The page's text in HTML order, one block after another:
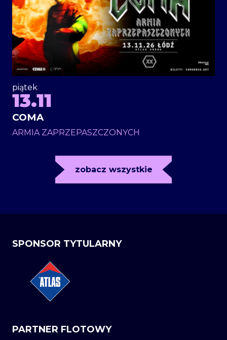
piątek
13.11
COMA
ARMIA ZAPRZEPASZCZONYCH
zobacz wszystkie
SPONSOR TYTULARNY
PARTNER FLOTOWY